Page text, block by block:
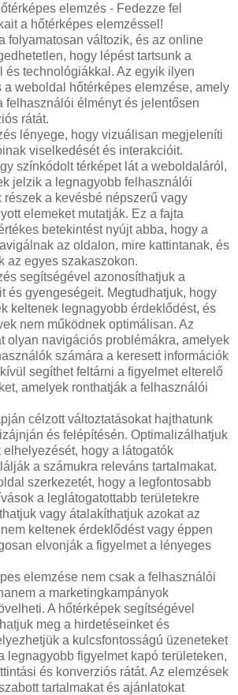
elemzés - Fedezze fel
a hőtérképes elemzéssel!
folyamatosan változik, és az online
hogy lépést tartsunk a
és technológiákkal. Az egyik ilyen
a weboldal hőtérképes elemzése, amely
felhasználói élményt és jelentősen
rátát.
lényege, hogy vizuálisan megjeleníti
viselkedését és interakcióit.
színkódolt térképet lát a weboldaláról,
jelzik a legnagyobb felhasználói
részek a kevésbé népszerű vagy
elemeket mutatják. Ez a fajta
betekintést nyújt abba, hogy a
az oldalon, mire kattintanak, és
az egyes szakaszokon.
segítségével azonosíthatjuk a
és gyengeségeit. Megtudhatjuk, hogy
keltenek legnagyobb érdeklődést, és
nem működnek optimálisan. Az
olyan navigációs problémákra, amelyek
számára a keresett információk
segíthet feltárni a figyelmet elterelő
amelyek ronthatják a felhasználói
célzott változtatásokat hajthatunk
és felépítésén. Optimalizálhatjuk
hogy a látogatók
a számukra releváns tartalmakat.
szerkezetét, hogy a legfontosabb
a leglátogatottabb területekre
vagy átalakíthatjuk azokat az
keltenek érdeklődést vagy éppen
elvonják a figyelmet a lényeges
elemzése nem csak a felhasználói
a marketingkampányok
A hőtérképek segítségével
meg a hirdetéseinket és
a kulcsfontosságú üzeneteket
legnagyobb figyelmet kapó területeken,
és konverziós rátát. Az elemzések
tartalmakat és ajánlatokat